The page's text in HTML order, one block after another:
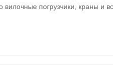
вилочные погрузчики, краны и
труда поднимать